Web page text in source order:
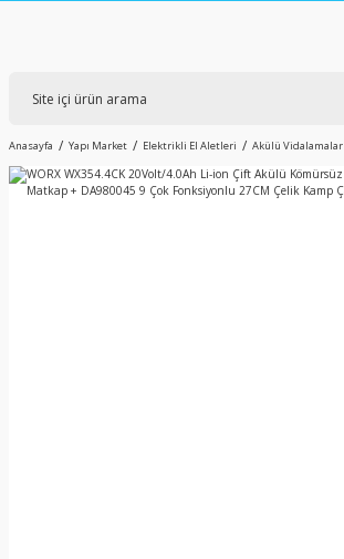
Anasayfa Yapı Market Elektrikli El Aletleri Akülü Vidalamalar